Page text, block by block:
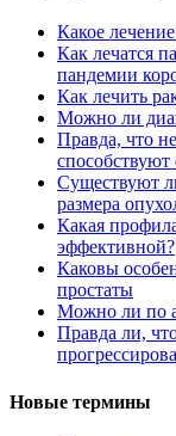
Какое
Как лечатся
пандемии
Как лечить
Можно ли
Правда, что
способствуют
Существуют
размера
Какая
эффективной?
Каковы
простаты
Можно ли по
Правда ли,
Новые термины